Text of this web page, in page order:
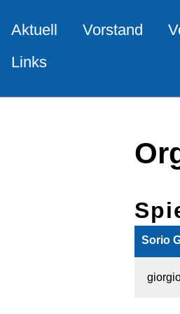
Aktuell Vorstand
Links
Sorio